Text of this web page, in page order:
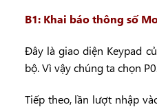
B1: Khai báo thông số
Đây là giao diện Keypad
bộ. Vì vậy chúng ta chọn
Tiếp theo, lần lượt nhập